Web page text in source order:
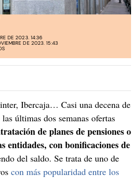
DE 2023. 14:36
DE 2023. 15:43
Ibercaja… Casi una decena de
últimas dos semanas ofertas
de planes de pensiones o
entidades, con bonificaciones de
del saldo. Se trata de uno de
con más popularidad entre los